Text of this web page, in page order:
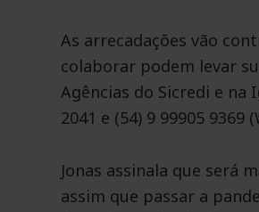
As arrecadações vão
colaborar podem levar
Agências do Sicredi e na
2041 e (54) 9 99905 9369
Jonas assinala que será
assim que passar a